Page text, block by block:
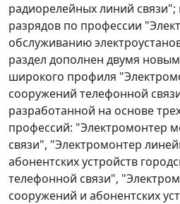
радиорелейных линий
разрядов по профессии
обслуживанию
раздел дополнен двумя
широкого профиля
сооружений телефонной
разработанной на основе
профессий: "Электромонтер
связи", "Электромонтер
абонентских устройств
телефонной связи",
сооружений и абонентских